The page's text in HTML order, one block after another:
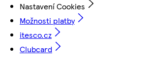
Nastavení Cookies
Možnosti platby
itesco.cz
Clubcard